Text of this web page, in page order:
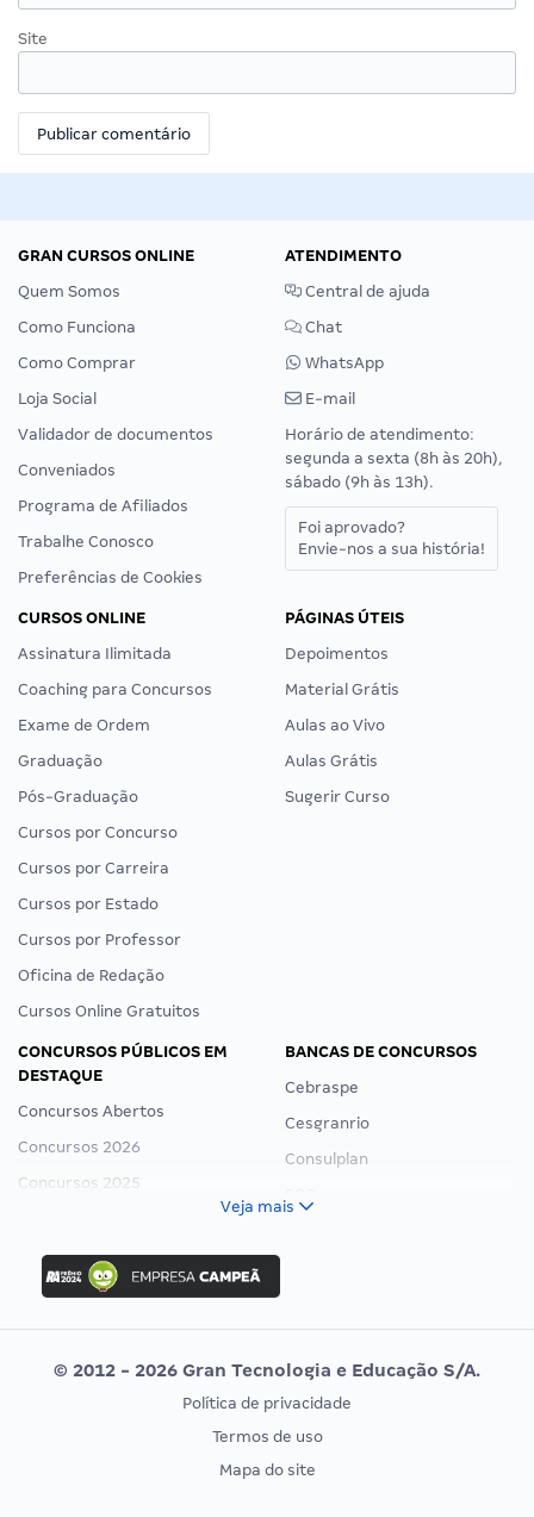
Site
GRAN CURSOS ONLINE
Quem Somos
Como Funciona
Como Comprar
Loja Social
Validador de documentos
Conveniados
Programa de Afiliados
Trabalhe Conosco
Preferências de Cookies
ATENDIMENTO
Central de ajuda
Chat
WhatsApp
E-mail
Horário de atendimento:
segunda a sexta (8h às 20h),
sábado (9h às 13h).
Foi aprovado?
Envie-nos a sua história!
CURSOS ONLINE
Assinatura Ilimitada
Coaching para Concursos
Exame de Ordem
Graduação
Pós-Graduação
Cursos por Concurso
Cursos por Carreira
Cursos por Estado
Cursos por Professor
Oficina de Redação
Cursos Online Gratuitos
PÁGINAS ÚTEIS
Depoimentos
Material Grátis
Aulas ao Vivo
Aulas Grátis
Sugerir Curso
CONCURSOS PÚBLICOS EM
DESTAQUE
Concursos Abertos
Concursos 2026
Concursos 2025
Concurso Ibama
Concurso MPU
Editais publicados
BANCAS DE CONCURSOS
Cebraspe
Cesgranrio
Consulplan
Vunesp
CONCURSOS POR PROFISSÃO
EXAME DE ORDEM
Veja mais
© 2012 - 2026 Gran Tecnologia e Educação S/A.
Política de privacidade
Termos de uso
Mapa do site